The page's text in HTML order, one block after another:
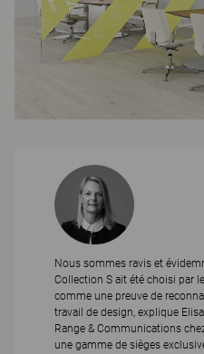
Nous sommes ravis et
Collection S ait été choisi par
comme une preuve de
travail de design, explique
Range & Communications
une gamme de sièges